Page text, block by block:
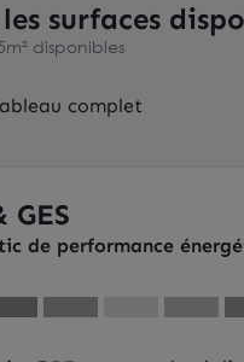
surfaces
disponibles
complet
GES
de performance